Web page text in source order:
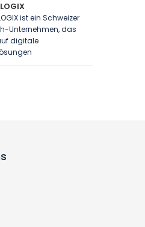
ist ein Schweizer
Unternehmen, das
digitale